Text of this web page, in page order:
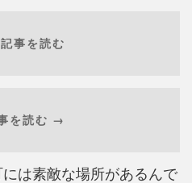
事を読む
を読む →
には素敵な場所があるんで